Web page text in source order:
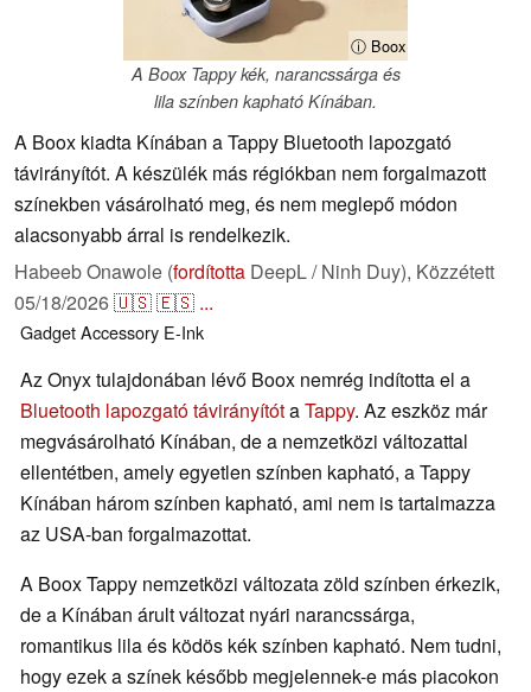
ⓘ Boox
A Boox Tappy kék, narancssárga és
lila színben kapható Kínában.
A Boox kiadta Kínában a Tappy Bluetooth lapozgató
távirányítót. A készülék más régiókban nem forgalmazott
színekben vásárolható meg, és nem meglepő módon
alacsonyabb árral is rendelkezik.
Habeeb Onawole (fordította DeepL / Ninh Duy), Közzétett
05/18/2026🇺🇸🇪🇸 ...
GadgetAccessory E-Ink
Az Onyx tulajdonában lévő Boox nemrég indította el a
Bluetooth lapozgató távirányítótaTappy. Az eszköz már
megvásárolható Kínában, de a nemzetközi változattal
ellentétben, amely egyetlen színben kapható, a Tappy
Kínában három színben kapható, ami nem is tartalmazza
az USA-ban forgalmazottat.
A Boox Tappy nemzetközi változata zöld színben érkezik,
de a Kínában árult változat nyári narancssárga,
romantikus lila és ködös kék színben kapható. Nem tudni,
hogy ezek a színek később megjelennek-e más piacokon